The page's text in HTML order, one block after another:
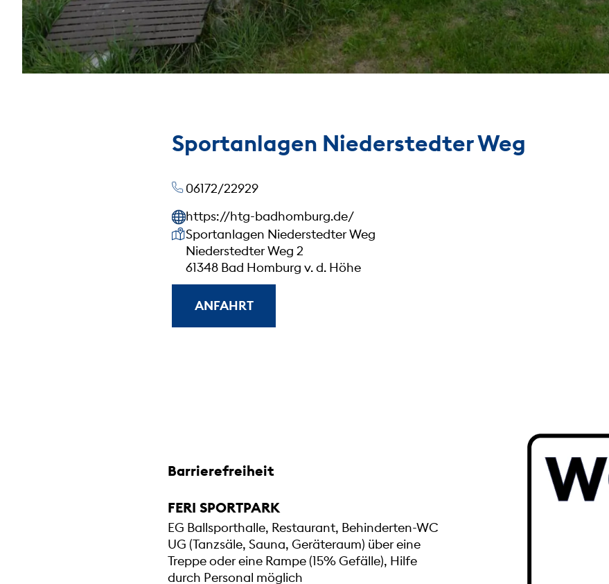
Sportanlagen Niederstedter Weg
06172/22929
https://htg-badhomburg.de/
Unsere Anschrift
Sportanlagen Niederstedter Weg
Niederstedter Weg 2
61348 Bad Homburg v. d. Höhe
ANFAHRT
Barrierefreiheit
FERI SPORTPARK
EG Ballsporthalle, Restaurant, Behinderten-WC
UG (Tanzsäle, Sauna, Geräteraum) über eine
Treppe oder eine Rampe (15% Gefälle), Hilfe
durch Personal möglich